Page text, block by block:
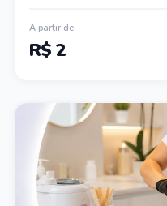
A partir de
R$ 2